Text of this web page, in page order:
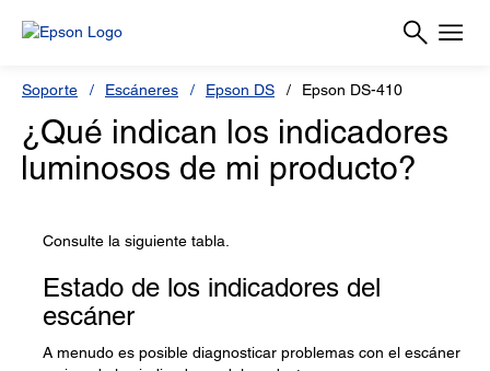
Soporte Escáneres Epson DS Epson DS-410
¿Qué indican los indicadores
luminosos de mi producto?
Consulte la siguiente tabla.
Estado de los indicadores del
escáner
A menudo es posible diagnosticar problemas con el escáner